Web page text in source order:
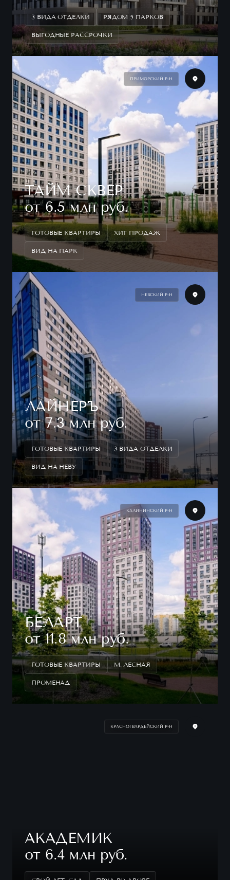
3 ВИДА ОТДЕЛКИ РЯДОМ 5 ПАРКОВ
ВЫГОДНЫЕ РАССРОЧКИ
ПРИМОРСКИЙ Р-Н
ТАЙМ СКВЕР
от 6.5 млн руб.
ГОТОВЫЕ КВАРТИРЫ ХИТ ПРОДАЖ
ВИД НА ПАРК
НЕВСКИЙ Р-Н
ЛАЙНЕРЪ
от 7.3 млн руб.
ГОТОВЫЕ КВАРТИРЫ 3 ВИДА ОТДЕЛКИ
ВИД НА НЕВУ
КАЛИНИНСКИЙ Р-Н
БЕЛАРТ
от 11.8 млн руб.
ГОТОВЫЕ КВАРТИРЫ М. ЛЕСНАЯ
ПРОМЕНАД
КРАСНОГВАРДЕЙСКИЙ Р-Н
АКАДЕМИК
от 6.4 млн руб.